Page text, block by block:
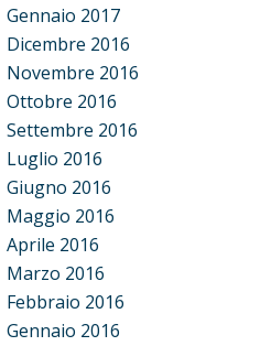
Gennaio 2017
Dicembre 2016
Novembre 2016
Ottobre 2016
Settembre 2016
Luglio 2016
Giugno 2016
Maggio 2016
Aprile 2016
Marzo 2016
Febbraio 2016
Gennaio 2016